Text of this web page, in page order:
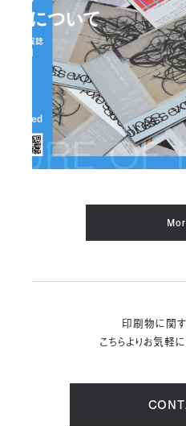
印刷物に関
こちらよりお気軽